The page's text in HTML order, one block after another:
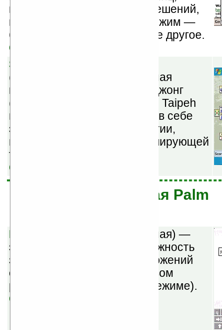
поддержка множества разрешений,
включая горизонтальный режим —
быстрый скроллинг и многое другое.
Скачать
Smart Mahjongg v1.4.2213
(бесплатная) — традиционная
китайская игра на века. Маджонг
(Mahjongg, Mah Jong, Taipei, Taipeh
или Shanghai) комбинирует в себе
элементы ловкости, стратегии,
памяти и интуиции в стимулирующей
терпение игре.
Скачать
Garnet OS (бывшая Palm
Multitasker v1.0C
(бесплатная) —
это приложение дает возможность
запустить до 4 yBasic-приложений
одновременно (три в фоновом
режиме и одно в рабочем режиме).
Скачать